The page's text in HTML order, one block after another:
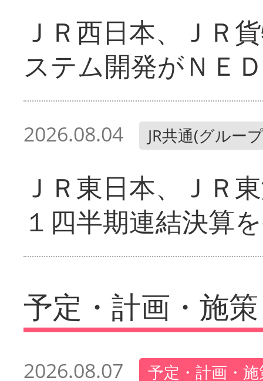
ＪＲ西日本、ＪＲ
ステム開発がＮＥ
2026.08.04 JR共通(グルー
ＪＲ東日本、ＪＲ
１四半期連結決算
予定・計画・施策
2026.08.07 予定・計画・